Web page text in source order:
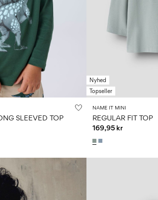
SLEEVED TOP
Nyhed
Topseller
NAME IT MINI
REGULAR FIT TOP
169,95 kr